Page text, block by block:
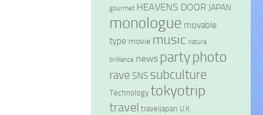
gourmet HEAVENS DOOR JAPAN
monologue movable
type movie music nature
brilliance news partyphoto
rave SNS subculture
Technology tokyotrip
travel traveljapan U.K.